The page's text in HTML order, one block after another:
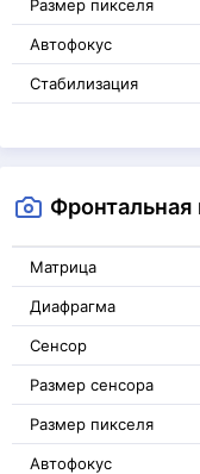
Размер пикселя
Автофокус
Стабилизация
Фронтальная
Матрица
Диафрагма
Сенсор
Размер сенсора
Размер пикселя
Автофокус